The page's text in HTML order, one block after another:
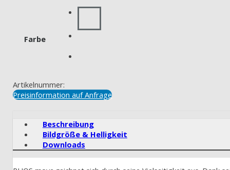
Farbe
Artikelnummer:
Preisinformation auf Anfrage
Beschreibung
Bildgröße & Helligkeit
Downloads